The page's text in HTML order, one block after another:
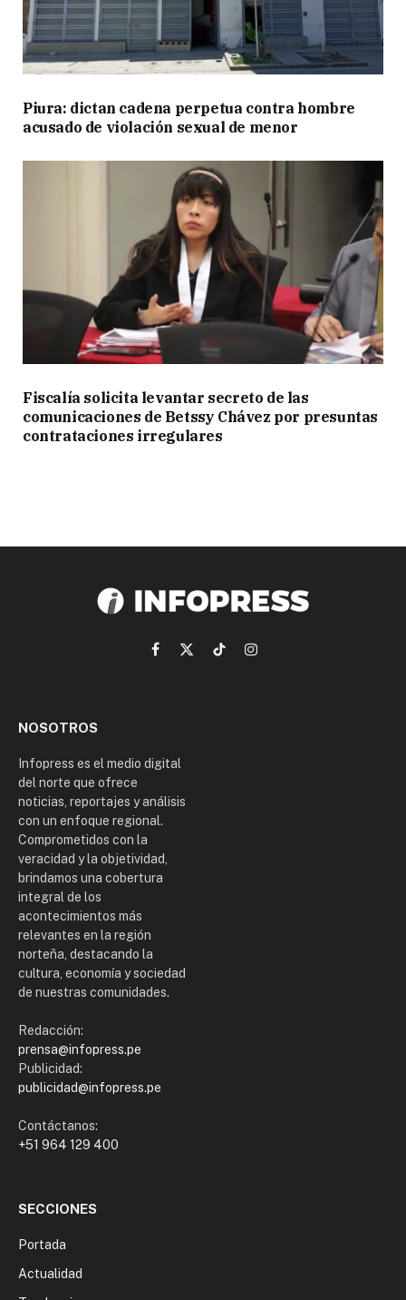
Piura: dictan cadena perpetua contra hombre
acusado de violación sexual de menor
Fiscalía solicita levantar secreto de las
comunicaciones de Betssy Chávez por presuntas
contrataciones irregulares
Facebook
X
TikTokInstagram
NOSOTROS
Infopress es el medio digital
del norte que ofrece
noticias, reportajes y análisis
con un enfoque regional.
Comprometidos con la
veracidad y la objetividad,
brindamos una cobertura
integral de los
acontecimientos más
relevantes en la región
norteña, destacando la
cultura, economía y sociedad
de nuestras comunidades.
Redacción:
prensa@infopress.pe
Publicidad:
publicidad@infopress.pe
Contáctanos:
+51 964 129 400
SECCIONES
Portada
Actualidad